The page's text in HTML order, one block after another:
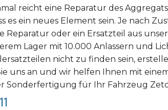
reicht eine Reparatur des
es ein neues Element sein. Je nach
Reparatur oder ein Ersatzteil aus
Lager mit 10.000 Anlassern und
nicht zu finden sein,
uns an und wir helfen Ihnen mit
Sonderfertigung für Ihr Fahrzeug